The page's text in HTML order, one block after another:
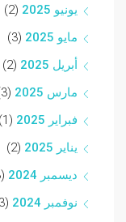
يونيو 2025
(2)
مايو 2025
(3)
أبريل 2025
(2)
مارس 2025
(3)
فبراير 2025
(1)
يناير 2025
(2)
ديسمبر 2024
(3)
نوفمبر 2024
(3)